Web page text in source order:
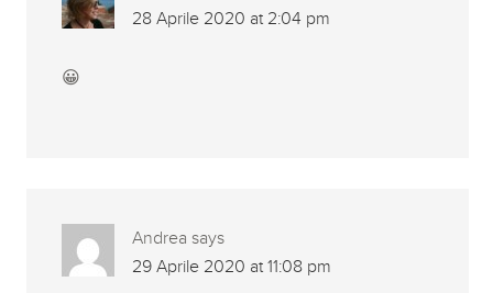
28 Aprile 2020 at 2:04 pm
😀
Andrea says
29 Aprile 2020 at 11:08 pm